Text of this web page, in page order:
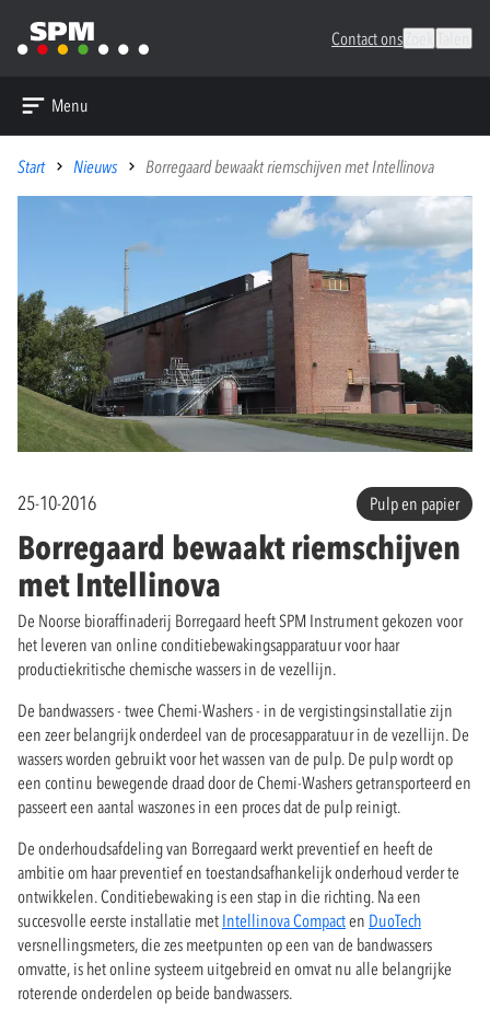
Contact ons
Menu
Start Nieuws Borregaard bewaakt riemschijven met Intellinova
25-10-2016 Pulp en papier
Borregaard bewaakt riemschijven
met Intellinova
De Noorse bioraffinaderij Borregaard heeft SPM Instrument gekozen voor
het leveren van online conditiebewakingsapparatuur voor haar
productiekritische chemische wassers in de vezellijn.
De bandwassers - twee Chemi-Washers - in de vergistingsinstallatie zijn
een zeer belangrijk onderdeel van de procesapparatuur in de vezellijn. De
wassers worden gebruikt voor het wassen van de pulp. De pulp wordt op
een continu bewegende draad door de Chemi-Washers getransporteerd en
passeert een aantal waszones in een proces dat de pulp reinigt.
De onderhoudsafdeling van Borregaard werkt preventief en heeft de
ambitie om haar preventief en toestandsafhankelijk onderhoud verder te
ontwikkelen. Conditiebewaking is een stap in die richting. Na een
succesvolle eerste installatie met Intellinova Compacten DuoTech
versnellingsmeters, die zes meetpunten op een van de bandwassers
omvatte, is het online systeem uitgebreid en omvat nu alle belangrijke
roterende onderdelen op beide bandwassers.